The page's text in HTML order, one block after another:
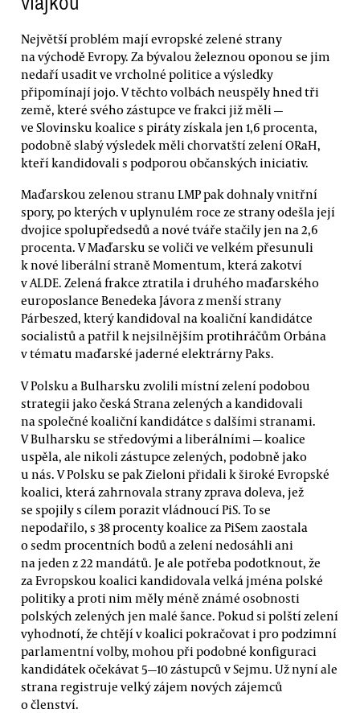
Největší problém mají evropské zelené strany
na východě Evropy. Za bývalou železnou oponou se jim
nedaří usadit ve vrcholné politice a výsledky
připomínají jojo. V těchto volbách neuspěly hned tři
země, které svého zástupce ve frakci již měli —
ve Slovinsku koalice s piráty získala jen 1,6 procenta,
podobně slabý výsledek měli chorvatští zelení ORaH,
kteří kandidovali s podporou občanských iniciativ.
Maďarskou zelenou stranu LMP pak dohnaly vnitřní
spory, po kterých v uplynulém roce ze strany odešla její
dvojice spolupředsedů a nové tváře stačily jen na 2,6
procenta. V Maďarsku se voliči ve velkém přesunuli
k nové liberální straně Momentum, která zakotví
v ALDE. Zelená frakce ztratila i druhého maďarského
europoslance Benedeka Jávora z menší strany
Párbeszed, který kandidoval na koaliční kandidátce
socialistů a patřil k nejsilnějším protihráčům Orbána
v tématu maďarské jaderné elektrárny Paks.
V Polsku a Bulharsku zvolili místní zelení podobou
strategii jako česká Strana zelených a kandidovali
na společné koaliční kandidátce s dalšími stranami.
V Bulharsku se středovými a liberálními — koalice
uspěla, ale nikoli zástupce zelených, podobně jako
u nás. V Polsku se pak Zieloni přidali k široké Evropské
koalici, která zahrnovala strany zprava doleva, jež
se spojily s cílem porazit vládnoucí PiS. To se
nepodařilo, s 38 procenty koalice za PiSem zaostala
o sedm procentních bodů a zelení nedosáhli ani
na jeden z 22 mandátů. Je ale potřeba podotknout, že
za Evropskou koalici kandidovala velká jména polské
politiky a proti nim měly méně známé osobnosti
polských zelených jen malé šance. Pokud si polští zelení
vyhodnotí, že chtějí v koalici pokračovat i pro podzimní
parlamentní volby, mohou při podobné konfiguraci
kandidátek očekávat 5—10 zástupců v Sejmu. Už nyní ale
strana registruje velký zájem nových zájemců
o členství.